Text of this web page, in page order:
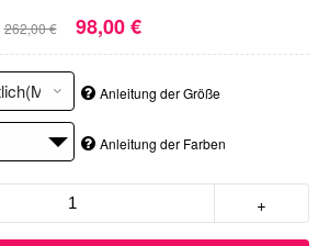
262,00 € 98,00 €
Anleitung der Größe
Anleitung der Farben
+